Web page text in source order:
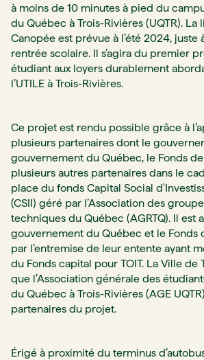
à moins de 10 minutes à pied du
du Québec à Trois-Rivières (UQTR). La
Canopée est prévue à l’été 2024, juste
rentrée scolaire. Il s’agira du premier
étudiant aux loyers durablement
l’UTILE à Trois-Rivières.
Ce projet est rendu possible grâce à
plusieurs partenaires dont le
gouvernement du Québec, le Fonds
plusieurs autres partenaires dans le
place du fonds Capital Social
(CSII) géré par l’Association des
techniques du Québec (AGRTQ). Il est
gouvernement du Québec et le Fonds
par l’entremise de leur entente ayant
du Fonds capital pour TOIT. La Ville de
que l’Association générale des
du Québec à Trois-Rivières (AGE
partenaires du projet.
Érigé à proximité du terminus